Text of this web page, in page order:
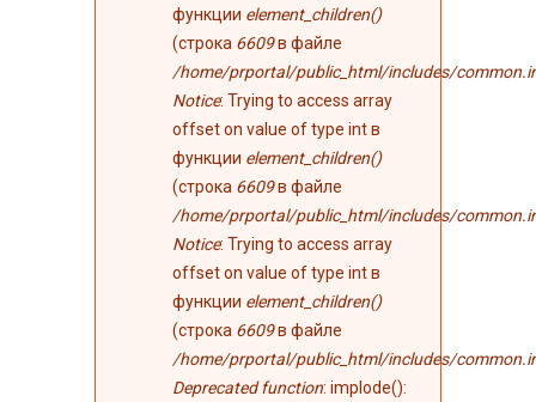
функции element_children()
(строка 6609в файле
/home/prportal/public_html/includes/
Notice: Trying to access array
offset on value of type int в
функции element_children()
(строка 6609в файле
/home/prportal/public_html/includes/
Notice: Trying to access array
offset on value of type int в
функции element_children()
(строка 6609в файле
/home/prportal/public_html/includes/
Deprecated function: implode():